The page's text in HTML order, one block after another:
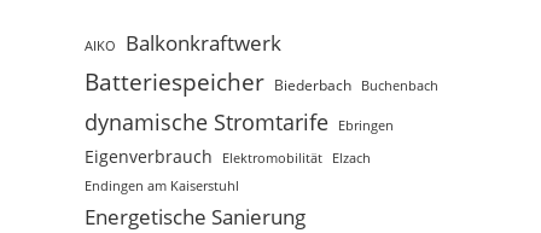
AIKO Balkonkraftwerk
Batteriespeicher Biederbach Buchenbach
dynamische Stromtarife Ebringen
Eigenverbrauch Elektromobilität
Elzach
Endingen am Kaiserstuhl
Energetische Sanierung